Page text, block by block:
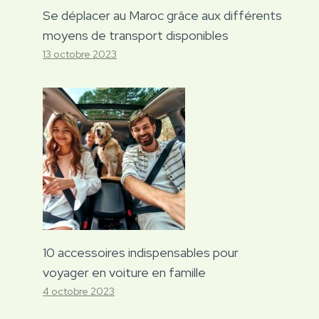
Se déplacer au Maroc grâce aux différents
moyens de transport disponibles
13 octobre 2023
10 accessoires indispensables pour
voyager en voiture en famille
4 octobre 2023